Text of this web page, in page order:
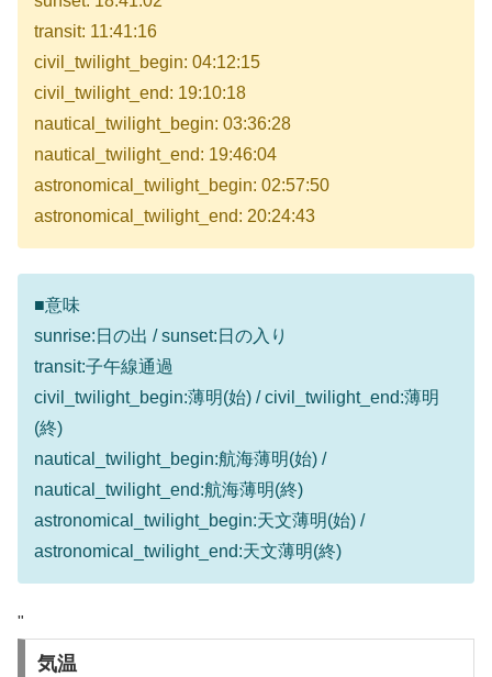
transit: 11:41:16
civil_twilight_begin: 04:12:15
civil_twilight_end: 19:10:18
nautical_twilight_begin: 03:36:28
nautical_twilight_end: 19:46:04
astronomical_twilight_begin: 02:57:50
astronomical_twilight_end: 20:24:43
■意味
sunrise:日の出 / sunset:日の入り
transit:子午線通過
civil_twilight_begin:薄明(始) / civil_twilight_end:薄明
(終)
nautical_twilight_begin:航海薄明(始) /
nautical_twilight_end:航海薄明(終)
astronomical_twilight_begin:天文薄明(始) /
astronomical_twilight_end:天文薄明(終)
"
気温